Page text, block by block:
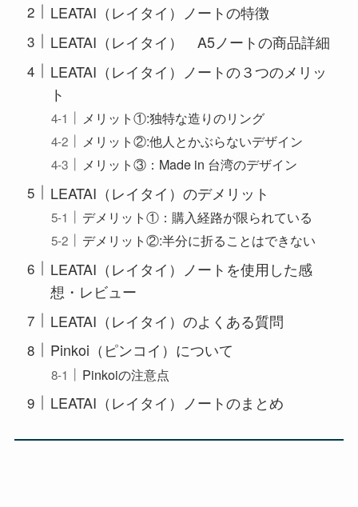
LEATAI（レイタイ）ノートの特徴
LEATAI（レイタイ） A5ノートの商品詳細
LEATAI（レイタイ）ノートの３つのメリッ
ト
メリット①:独特な造りのリング
メリット②:他人とかぶらないデザイン
メリット③：Made in 台湾のデザイン
LEATAI（レイタイ）のデメリット
デメリット①：購入経路が限られている
デメリット②:半分に折ることはできない
LEATAI（レイタイ）ノートを使用した感
想・レビュー
LEATAI（レイタイ）のよくある質問
Pinkoi（ピンコイ）について
Pinkoiの注意点
LEATAI（レイタイ）ノートのまとめ